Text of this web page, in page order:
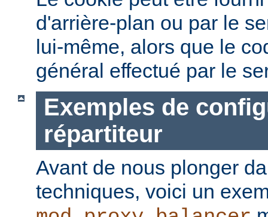
d'arrière-plan ou par le
lui-même, alors que le
général effectué par le
Exemples de
répartiteur
Avant de nous plonger
techniques, voici un